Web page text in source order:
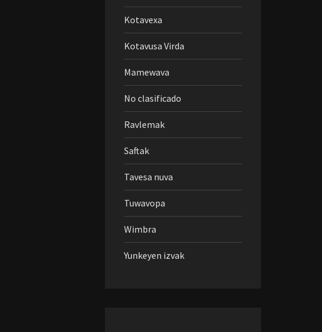
Kotavexa
Kotavusa Virda
Mamewava
No clasificado
Ravlemak
Saftak
Tavesa nuva
Tuwavopa
Wimbra
Yunkeyen izvak